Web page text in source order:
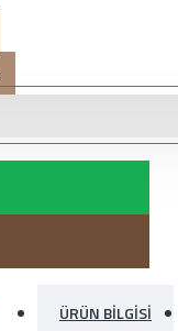
ÜRÜN BILGISI